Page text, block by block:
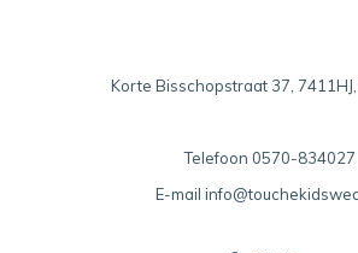
Korte Bisschopstraat 37,
Telefoon 0570-834027
E-mail